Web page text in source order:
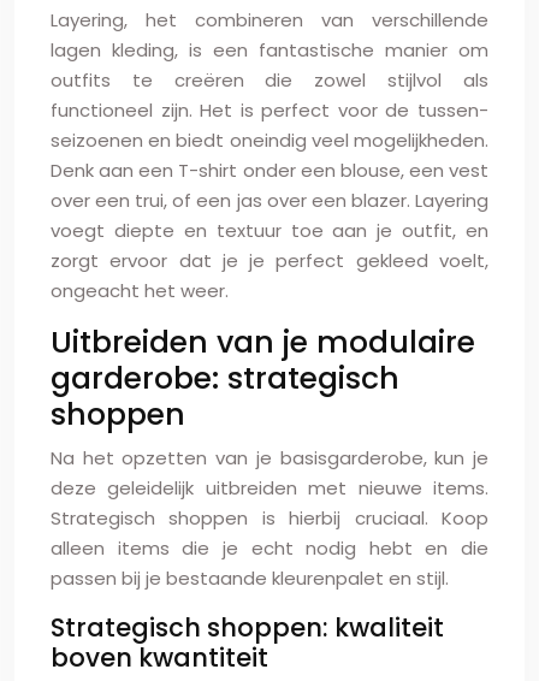
Layering, het combineren van verschillende
lagen kleding, is een fantastische manier om
outfits te creëren die zowel stijlvol als
functioneel zijn. Het is perfect voor de tussen-
seizoenen en biedt oneindig veel mogelijkheden.
Denk aan een T-shirt onder een blouse, een vest
over een trui, of een jas over een blazer. Layering
voegt diepte en textuur toe aan je outfit, en
zorgt ervoor dat je je perfect gekleed voelt,
ongeacht het weer.
Uitbreiden van je modulaire
garderobe: strategisch
shoppen
Na het opzetten van je basisgarderobe, kun je
deze geleidelijk uitbreiden met nieuwe items.
Strategisch shoppen is hierbij cruciaal. Koop
alleen items die je echt nodig hebt en die
passen bij je bestaande kleurenpalet en stijl.
Strategisch shoppen: kwaliteit
boven kwantiteit